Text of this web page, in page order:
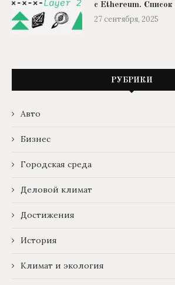
с Ethereum. Список
27 сентября, 2025
РУБРИКИ
Авто
Бизнес
Городская среда
Деловой климат
Достижения
История
Климат и экология